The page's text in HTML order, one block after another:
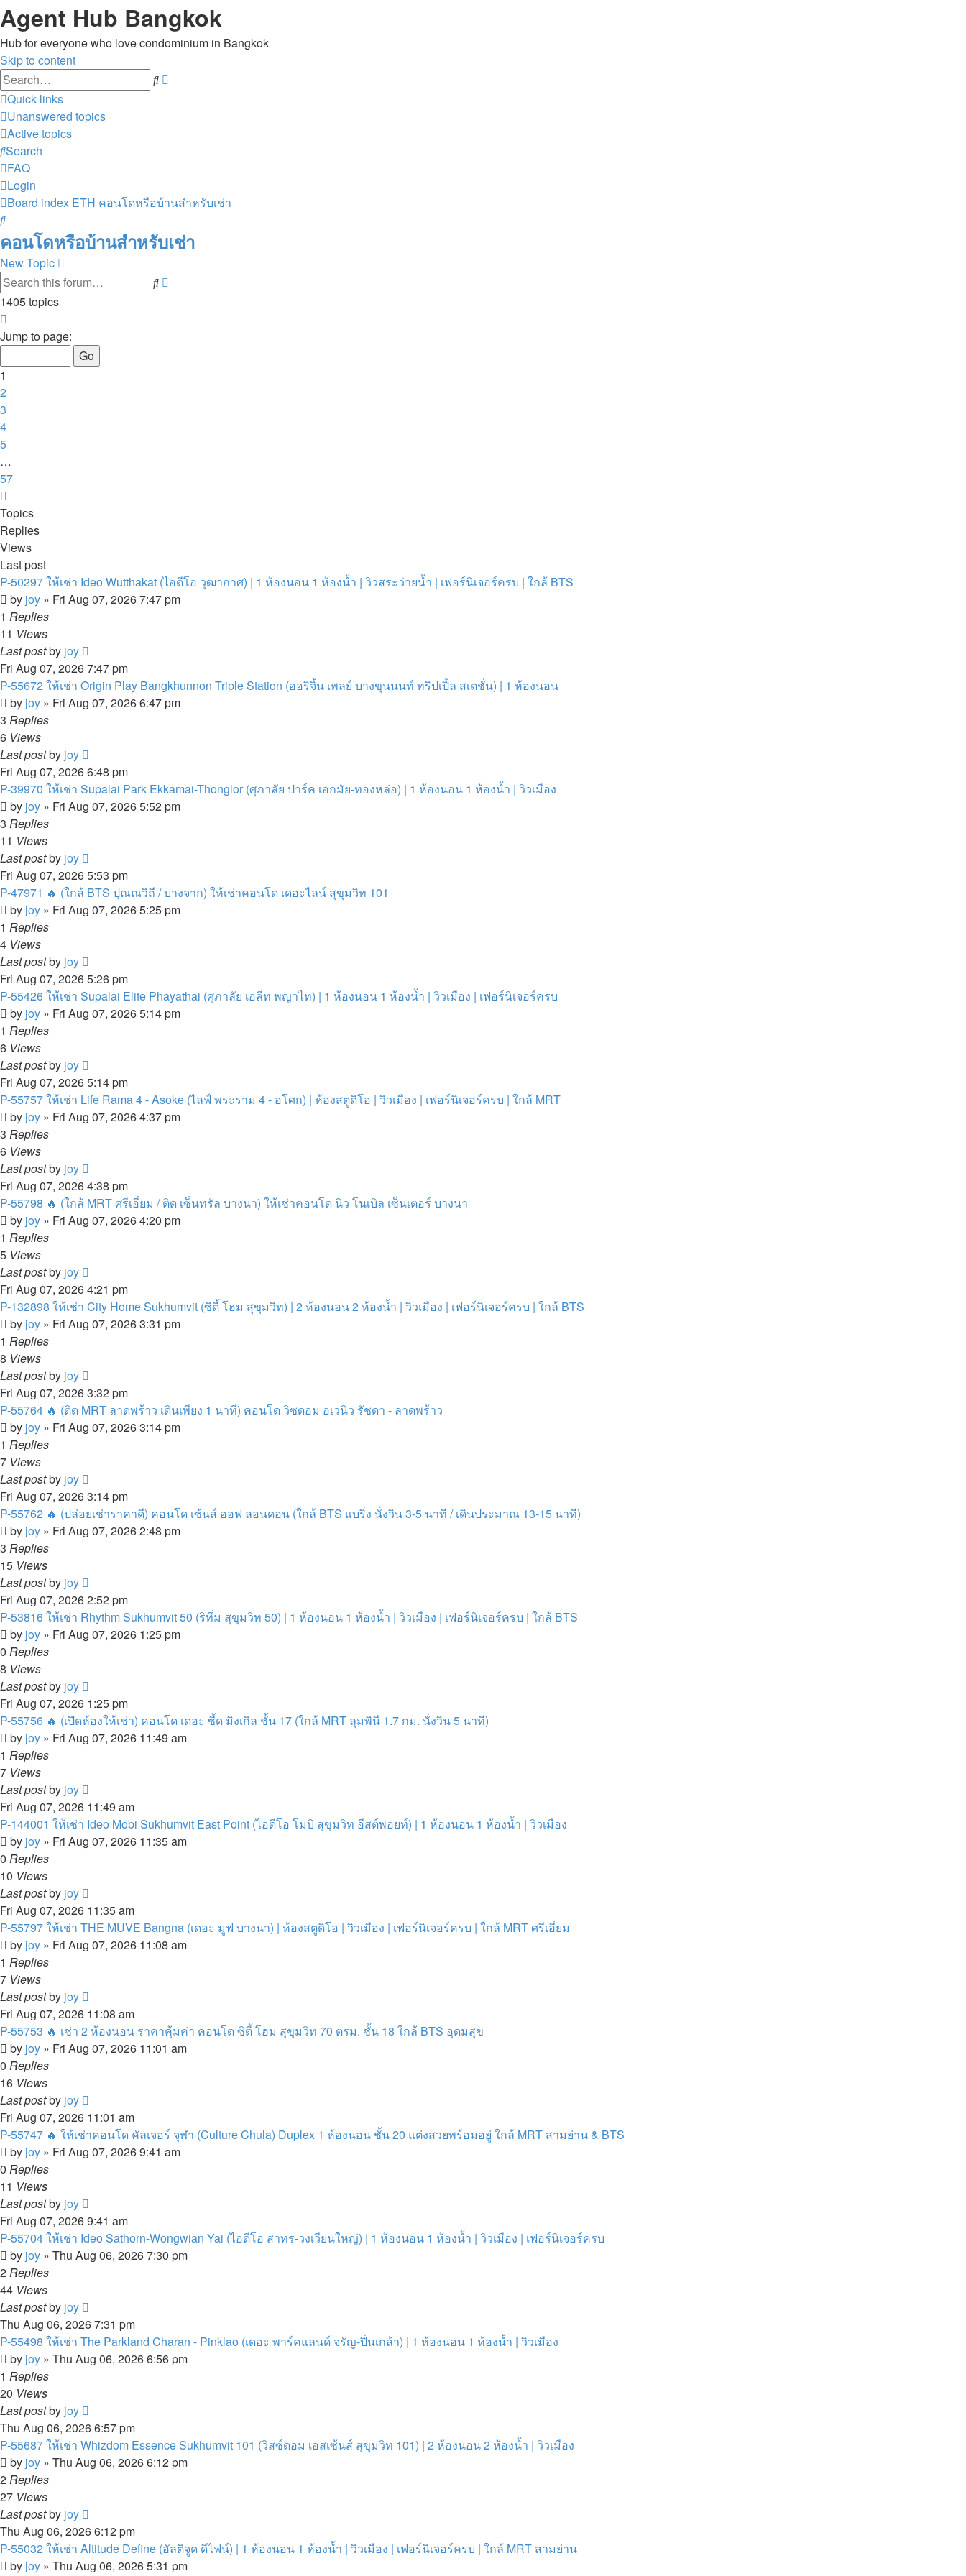
Agent Hub Bangkok
Hub for everyone who love condominium in Bangkok
Skip to content
Search
Quick links
Unanswered topics
Active topics
Search
FAQ
Login
Board index ETH คอนโดหรือบ้านสำหรับเช่า
Search
คอนโดหรือบ้านสำหรับเช่า
New Topic
Search
1405 topics
1
57
Jump to page:
1
2
3
4
5
…
57
Topics
Replies
Views
Last post
P-50297 ให้เช่า Ideo Wutthakat (ไอดีโอ วุฒากาศ) | 1 ห้องนอน 1 ห้องน้ำ | วิวสระว่ายน้ำ | เฟอร์นิเจอร์ครบ | ใกล้ BTS
by joy » Fri Aug 07, 2026 7:47 pm
1 Replies
11 Views
Last postby joy
Fri Aug 07, 2026 7:47 pm
P-55672 ให้เช่า Origin Play Bangkhunnon Triple Station (ออริจิ้น เพลย์ บางขุนนนท์ ทริปเปิ้ล สเตชั่น) | 1 ห้องนอน
by joy » Fri Aug 07, 2026 6:47 pm
3 Replies
6 Views
Last postby joy
Fri Aug 07, 2026 6:48 pm
P-39970 ให้เช่า Supalai Park Ekkamai-Thonglor (ศุภาลัย ปาร์ค เอกมัย-ทองหล่อ) | 1 ห้องนอน 1 ห้องน้ำ | วิวเมือง
by joy » Fri Aug 07, 2026 5:52 pm
3 Replies
11 Views
Last postby joy
Fri Aug 07, 2026 5:53 pm
P-47971 🔥 (ใกล้ BTS ปุณณวิถี / บางจาก) ให้เช่าคอนโด เดอะไลน์ สุขุมวิท 101
by joy » Fri Aug 07, 2026 5:25 pm
1 Replies
4 Views
Last postby joy
Fri Aug 07, 2026 5:26 pm
P-55426 ให้เช่า Supalai Elite Phayathai (ศุภาลัย เอลีท พญาไท) | 1 ห้องนอน 1 ห้องน้ำ | วิวเมือง | เฟอร์นิเจอร์ครบ
by joy » Fri Aug 07, 2026 5:14 pm
1 Replies
6 Views
Last postby joy
Fri Aug 07, 2026 5:14 pm
P-55757 ให้เช่า Life Rama 4 - Asoke (ไลฟ์ พระราม 4 - อโศก) | ห้องสตูดิโอ | วิวเมือง | เฟอร์นิเจอร์ครบ | ใกล้ MRT
by joy » Fri Aug 07, 2026 4:37 pm
3 Replies
6 Views
Last postby joy
Fri Aug 07, 2026 4:38 pm
P-55798 🔥 (ใกล้ MRT ศรีเอี่ยม / ติด เซ็นทรัล บางนา) ให้เช่าคอนโด นิว โนเบิล เซ็นเตอร์ บางนา
by joy » Fri Aug 07, 2026 4:20 pm
1 Replies
5 Views
Last postby joy
Fri Aug 07, 2026 4:21 pm
P-132898 ให้เช่า City Home Sukhumvit (ซิตี้ โฮม สุขุมวิท) | 2 ห้องนอน 2 ห้องน้ำ | วิวเมือง | เฟอร์นิเจอร์ครบ | ใกล้ BTS
by joy » Fri Aug 07, 2026 3:31 pm
1 Replies
8 Views
Last postby joy
Fri Aug 07, 2026 3:32 pm
P-55764 🔥 (ติด MRT ลาดพร้าว เดินเพียง 1 นาที) คอนโด วิซดอม อเวนิว รัชดา - ลาดพร้าว
by joy » Fri Aug 07, 2026 3:14 pm
1 Replies
7 Views
Last postby joy
Fri Aug 07, 2026 3:14 pm
P-55762 🔥 (ปล่อยเช่าราคาดี) คอนโด เซ้นส์ ออฟ ลอนดอน (ใกล้ BTS แบริ่ง นั่งวิน 3-5 นาที / เดินประมาณ 13-15 นาที)
by joy » Fri Aug 07, 2026 2:48 pm
3 Replies
15 Views
Last postby joy
Fri Aug 07, 2026 2:52 pm
P-53816 ให้เช่า Rhythm Sukhumvit 50 (ริทึ่ม สุขุมวิท 50) | 1 ห้องนอน 1 ห้องน้ำ | วิวเมือง | เฟอร์นิเจอร์ครบ | ใกล้ BTS
by joy » Fri Aug 07, 2026 1:25 pm
0 Replies
8 Views
Last postby joy
Fri Aug 07, 2026 1:25 pm
P-55756 🔥 (เปิดห้องให้เช่า) คอนโด เดอะ ซี้ด มิงเกิล ชั้น 17 (ใกล้ MRT ลุมพินี 1.7 กม. นั่งวิน 5 นาที)
by joy » Fri Aug 07, 2026 11:49 am
1 Replies
7 Views
Last postby joy
Fri Aug 07, 2026 11:49 am
P-144001 ให้เช่า Ideo Mobi Sukhumvit East Point (ไอดีโอ โมบิ สุขุมวิท อีสต์พอยท์) | 1 ห้องนอน 1 ห้องน้ำ | วิวเมือง
by joy » Fri Aug 07, 2026 11:35 am
0 Replies
10 Views
Last postby joy
Fri Aug 07, 2026 11:35 am
P-55797 ให้เช่า THE MUVE Bangna (เดอะ มูฟ บางนา) | ห้องสตูดิโอ | วิวเมือง | เฟอร์นิเจอร์ครบ | ใกล้ MRT ศรีเอี่ยม
by joy » Fri Aug 07, 2026 11:08 am
1 Replies
7 Views
Last postby joy
Fri Aug 07, 2026 11:08 am
P-55753 🔥 เช่า 2 ห้องนอน ราคาคุ้มค่า คอนโด ซิตี้ โฮม สุขุมวิท 70 ตรม. ชั้น 18 ใกล้ BTS อุดมสุข
by joy » Fri Aug 07, 2026 11:01 am
0 Replies
16 Views
Last postby joy
Fri Aug 07, 2026 11:01 am
P-55747 🔥 ให้เช่าคอนโด คัลเจอร์ จุฬา (Culture Chula) Duplex 1 ห้องนอน ชั้น 20 แต่งสวยพร้อมอยู่ ใกล้ MRT สามย่าน & BTS
by joy » Fri Aug 07, 2026 9:41 am
0 Replies
11 Views
Last postby joy
Fri Aug 07, 2026 9:41 am
P-55704 ให้เช่า Ideo Sathorn-Wongwian Yai (ไอดีโอ สาทร-วงเวียนใหญ่) | 1 ห้องนอน 1 ห้องน้ำ | วิวเมือง | เฟอร์นิเจอร์ครบ
by joy » Thu Aug 06, 2026 7:30 pm
2Replies
44 Views
Last postby joy
Thu Aug 06, 2026 7:31 pm
P-55498 ให้เช่า The Parkland Charan - Pinklao (เดอะ พาร์คแลนด์ จรัญ-ปิ่นเกล้า) | 1 ห้องนอน 1 ห้องน้ำ | วิวเมือง
by joy » Thu Aug 06, 2026 6:56 pm
1 Replies
20 Views
Last postby joy
Thu Aug 06, 2026 6:57 pm
P-55687 ให้เช่า Whizdom Essence Sukhumvit 101 (วิสซ์ดอม เอสเซ้นส์ สุขุมวิท 101) | 2 ห้องนอน 2 ห้องน้ำ | วิวเมือง
by joy » Thu Aug 06, 2026 6:12 pm
2Replies
27 Views
Last postby joy
Thu Aug 06, 2026 6:12 pm
P-55032 ให้เช่า Altitude Define (อัลติจูด ดีไฟน์) | 1 ห้องนอน 1 ห้องน้ำ | วิวเมือง | เฟอร์นิเจอร์ครบ | ใกล้ MRT สามย่าน
by joy » Thu Aug 06, 2026 5:31 pm